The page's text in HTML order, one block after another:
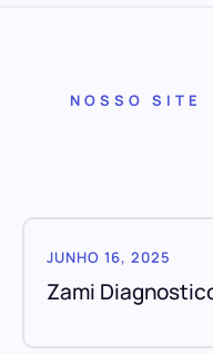
NOSSO SITE
JUNHO 16, 2025
Zami